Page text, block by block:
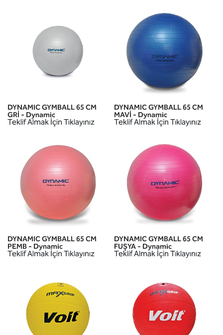
DYNAMIC GYMBALL 65 CM
GRİ - Dynamic
Teklif Almak İçin Tıklayınız
DYNAMIC GYMBALL 65 CM
MAVİ - Dynamic
Teklif Almak İçin Tıklayınız
DYNAMIC GYMBALL 65 CM
PEMB - Dynamic
Teklif Almak İçin Tıklayınız
DYNAMIC GYMBALL 65 CM
FUŞYA - Dynamic
Teklif Almak İçin Tıklayınız